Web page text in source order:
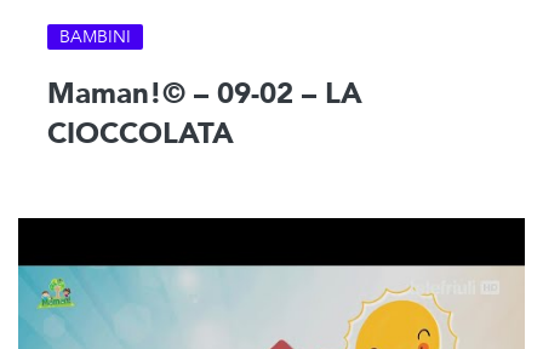
BAMBINI
Maman!© – 09-02 – LA
CIOCCOLATA